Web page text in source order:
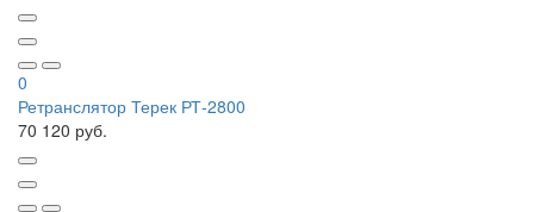
0
Ретранслятор Терек РТ-2800
70 120 руб.